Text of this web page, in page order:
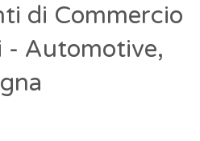
di Commercio
Automotive,